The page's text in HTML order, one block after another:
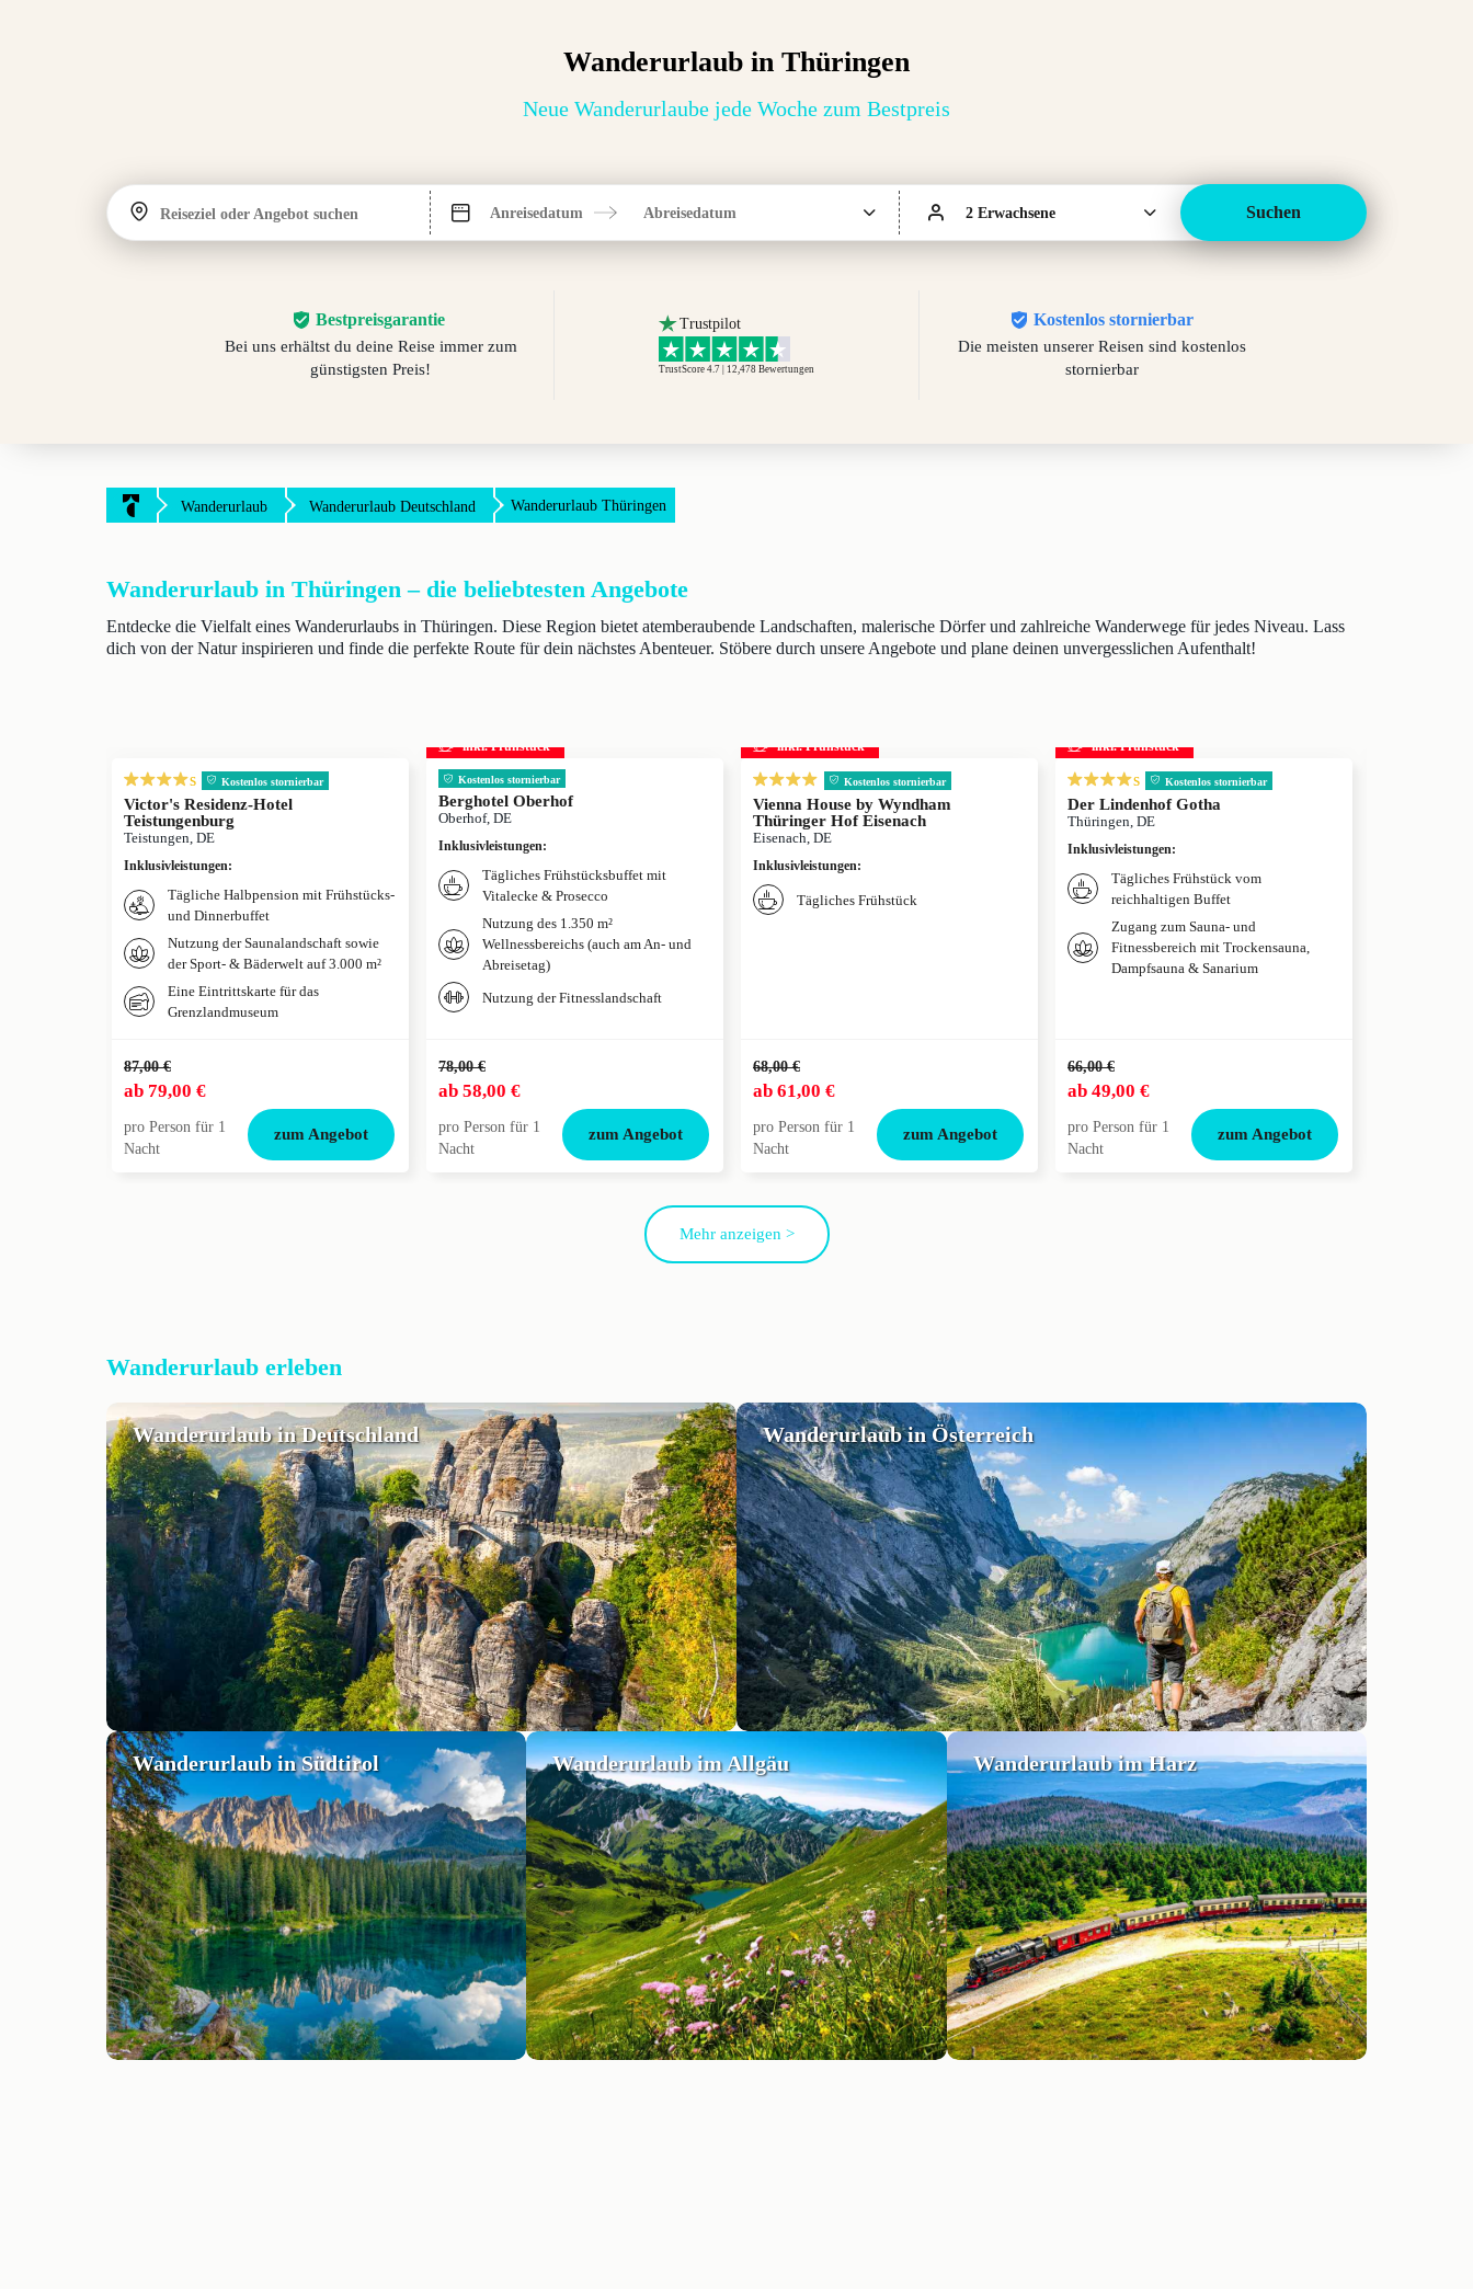
Wanderurlaub in Thüringen
Neue Wanderurlaube jede Woche zum Bestpreis
Reiseziel oder Angebot suchen Anreisedatum Abreisedatum 2 Erwachsene Suchen
Bestpreisgarantie
Bei uns erhältst du deine Reise immer zum
günstigsten Preis!
Trustpilot
TrustScore 4.7 | 12,478 Bewertungen
Kostenlos stornierbar
Die meisten unserer Reisen sind kostenlos
stornierbar
Wanderurlaub Wanderurlaub Deutschland Wanderurlaub Thüringen
Wanderurlaub in Thüringen – die beliebtesten Angebote
Entdecke die Vielfalt eines Wanderurlaubs in Thüringen. Diese Region bietet atemberaubende Landschaften, malerische Dörfer und zahlreiche Wanderwege für jedes Niveau. Lass
dich von der Natur inspirieren und finde die perfekte Route für dein nächstes Abenteuer. Stöbere durch unsere Angebote und plane deinen unvergesslichen Aufenthalt!
s Kostenlos stornierbar
Victor's Residenz-Hotel
Teistungenburg
Teistungen, DE
Inklusivleistungen:
Tägliche Halbpension mit Frühstücks-
und Dinnerbuffet
Nutzung der Saunalandschaft sowie
der Sport- & Bäderwelt auf 3.000 m²
Eine Eintrittskarte für das
Grenzlandmuseum
87,00 €
ab 79,00 €
pro Person für 1
Nacht
zum Angebot
inkl. Frühstück
Kostenlos stornierbar
Berghotel Oberhof
Oberhof, DE
Inklusivleistungen:
Tägliches Frühstücksbuffet mit
Vitalecke & Prosecco
Nutzung des 1.350 m²
Wellnessbereichs (auch am An- und
Abreisetag)
Nutzung der Fitnesslandschaft
78,00 €
ab 58,00 €
pro Person für 1
Nacht
zum Angebot
inkl. Frühstück
Kostenlos stornierbar
Vienna House by Wyndham
Thüringer Hof Eisenach
Eisenach, DE
Inklusivleistungen:
Tägliches Frühstück
68,00 €
ab 61,00 €
pro Person für 1
Nacht
zum Angebot
inkl. Frühstück
s Kostenlos stornierbar
Der Lindenhof Gotha
Thüringen, DE
Inklusivleistungen:
Tägliches Frühstück vom
reichhaltigen Buffet
Zugang zum Sauna- und
Fitnessbereich mit Trockensauna,
Dampfsauna & Sanarium
66,00 €
ab 49,00 €
pro Person für 1
Nacht
zum Angebot
Mehr anzeigen >
Wanderurlaub erleben
Wanderurlaub in Deutschland Wanderurlaub in Österreich
Wanderurlaub in Südtirol Wanderurlaub im Allgäu Wanderurlaub im Harz